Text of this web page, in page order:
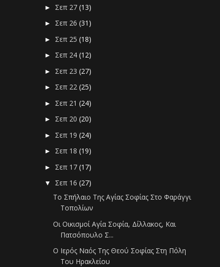
► Σεπ 27(13)
► Σεπ 26(31)
► Σεπ 25(18)
► Σεπ 24(12)
► Σεπ 23(27)
► Σεπ 22(25)
► Σεπ 21(24)
► Σεπ 20(20)
► Σεπ 19(24)
► Σεπ 18(19)
► Σεπ 17(17)
▼ Σεπ 16(27)
Το Σπήλαιο Της Αγίας Σοφίας Στο Φαράγγι
Τοπολίων
Οι Οικισμοί Αγία Σοφία, Δίλλακος, Και
Πατσόπουλο Σ...
Ο Ιερός Ναός Της Θεού Σοφίας Στη Πόλη
Του Ηρακλείου